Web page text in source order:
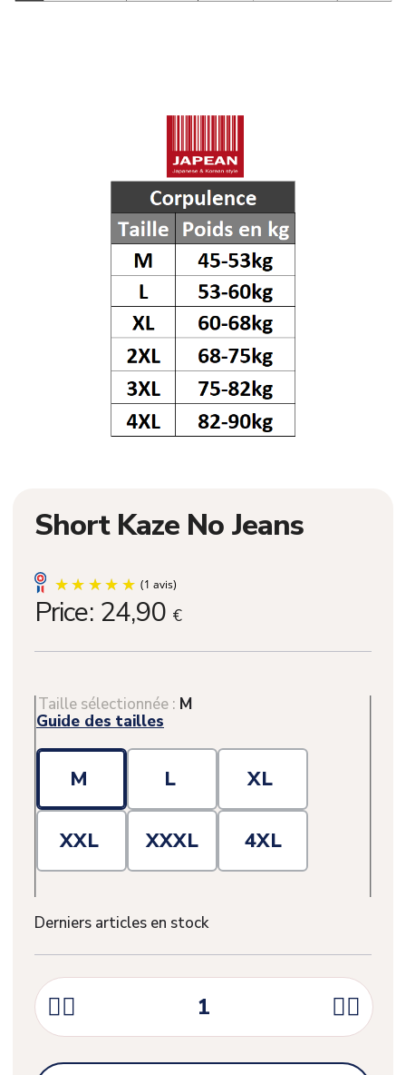
Short Kaze No Jeans
Price: 24,90 €
Taille sélectionnée : M
Guide des tailles
M L XL
XXL XXXL 4XL
Derniers articles en stock
 